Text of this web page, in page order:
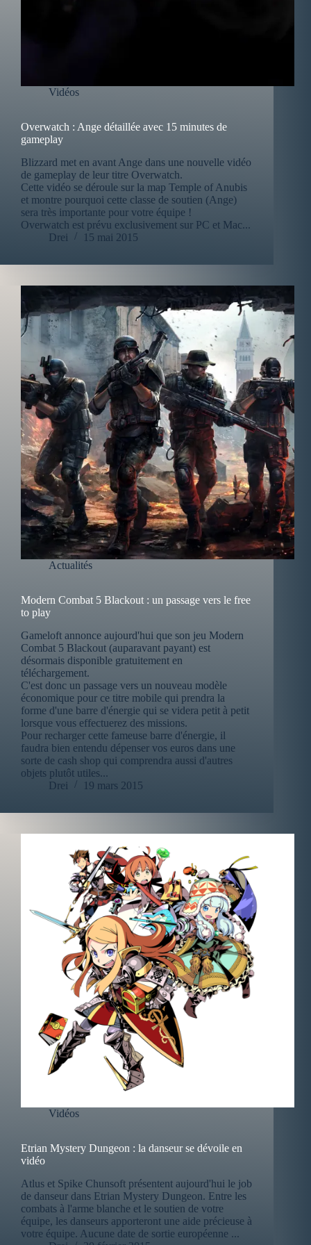
Vidéos
Overwatch : Ange détaillée avec 15 minutes de
gameplay
Blizzard met en avant Ange dans une nouvelle vidéo
de gameplay de leur titre Overwatch.
Cette vidéo se déroule sur la map Temple of Anubis
et montre pourquoi cette classe de soutien (Ange)
sera très importante pour votre équipe !
Overwatch est prévu exclusivement sur PC et Mac...
Drei
15 mai 2015
Actualités
Modern Combat 5 Blackout : un passage vers le free
to play
Gameloft annonce aujourd'hui que son jeu Modern
Combat 5 Blackout (auparavant payant) est
désormais disponible gratuitement en
téléchargement.
C'est donc un passage vers un nouveau modèle
économique pour ce titre mobile qui prendra la
forme d'une barre d'énergie qui se videra petit à petit
lorsque vous effectuerez des missions.
Pour recharger cette fameuse barre d'énergie, il
faudra bien entendu dépenser vos euros dans une
sorte de cash shop qui comprendra aussi d'autres
objets plutôt utiles...
Drei
19 mars 2015
Vidéos
Etrian Mystery Dungeon : la danseur se dévoile en
vidéo
Atlus et Spike Chunsoft présentent aujourd'hui le job
de danseur dans Etrian Mystery Dungeon. Entre les
combats à l'arme blanche et le soutien de votre
équipe, les danseurs apporteront une aide précieuse à
votre équipe. Aucune date de sortie européenne ...